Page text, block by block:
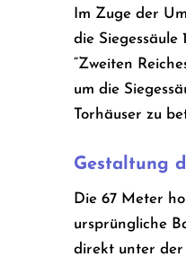
Im Zuge der
die
“Zweiten
um die
Torhäuser zu
Gestaltung
Die 67 Meter
ursprüngliche
direkt unter der